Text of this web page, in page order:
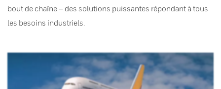
bout de chaîne – des solutions puissantes répondant à tous
les besoins industriels.